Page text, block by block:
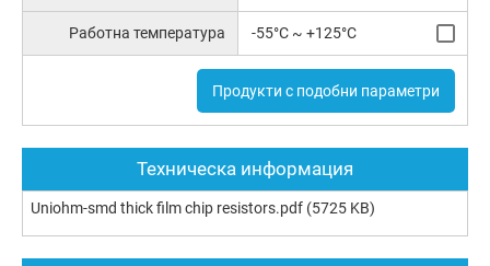
Работна температура -55°C ~ +125°C
Продукти с подобни параметри
Техническа информация
Uniohm-smd thick film chip resistors.pdf (5725 KB)